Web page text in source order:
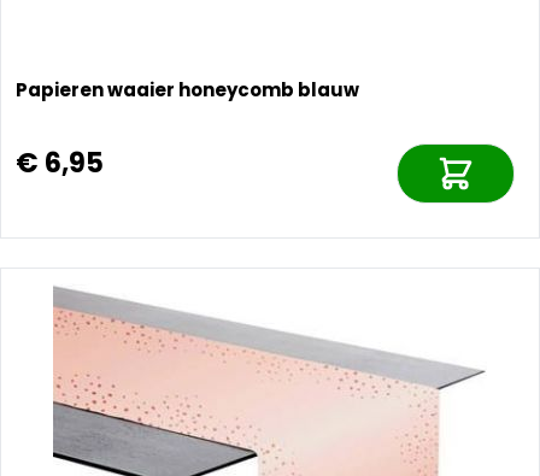
Papieren waaier honeycomb blauw
€ 6,95